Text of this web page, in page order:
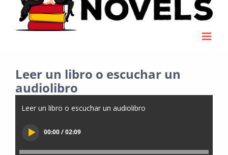
Leer un libro o escuchar un
audiolibro
Leer un libro o escuchar un audiolibro
00:00 / 02:09